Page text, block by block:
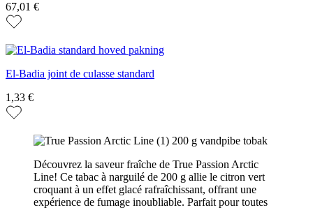
67,01 €
El-Badia joint de culasse standard
1,33 €
Découvrez la saveur fraîche de True Passion Arctic
Line! Ce tabac à narguilé de 200 g allie le citron vert
croquant à un effet glacé rafraîchissant, offrant une
expérience de fumage inoubliable. Parfait pour toutes